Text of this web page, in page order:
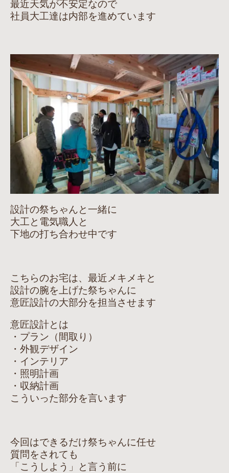
最近天気が不安定なので
社員大工達は内部を進めています
設計の祭ちゃんと一緒に
大工と電気職人と
下地の打ち合わせ中です
こちらのお宅は、最近メキメキと
設計の腕を上げた祭ちゃんに
意匠設計の大部分を担当させます
意匠設計とは
・プラン（間取り）
・外観デザイン
・インテリア
・照明計画
・収納計画
こういった部分を言います
今回はできるだけ祭ちゃんに任せ
質問をされても
「こうしよう」と言う前に